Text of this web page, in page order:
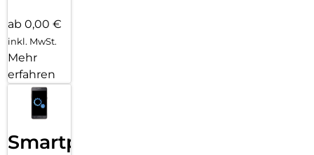
ab 0,00 €
inkl. MwSt.
Mehr
erfahren
Smartphone